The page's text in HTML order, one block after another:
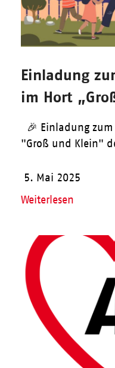
Einladung
im Hort
🎉 Einladung zum
"Groß und Klein"
5. Mai 2025
Weiterlesen